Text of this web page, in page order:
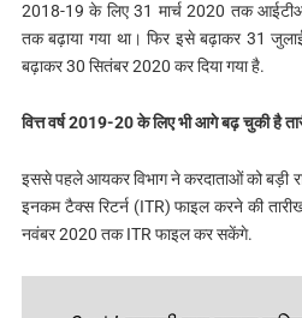
2018-19 के लिए 31 मार्च 2020 तक
तक बढ़ाया गया था। फिर इसे बढ़ाकर 31
बढ़ाकर 30 सितंबर 2020 कर दिया गया है.
वित्त वर्ष 2019-20 के लिए भी आगे बढ़ चुकी है
इससे पहले आयकर विभाग ने करदाताओं को बड़ी
इनकम टैक्स रिटर्न (ITR) फाइल करने की
नवंबर 2020 तक ITR फाइल कर सकेंगे.